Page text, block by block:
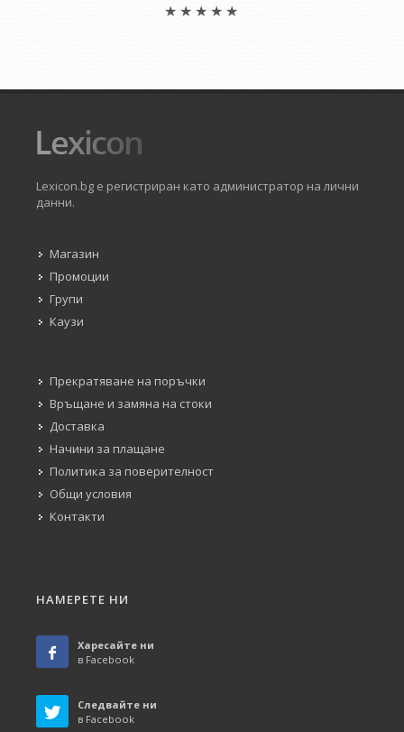
Lexicon.bg е регистриран като администратор на лични
данни.
Магазин
Промоции
Групи
Каузи
Прекратяване на поръчки
Връщане и замяна на стоки
Доставка
Начини за плащане
Политика за поверителност
Общи условия
Контакти
НАМЕРЕТЕ НИ
Харесайте ни
в Facebook
Следвайте ни
в Facebook